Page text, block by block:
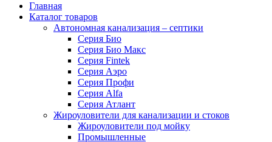
Главная
Каталог товаров
Автономная канализация – септики
Серия Био
Серия Био Макс
Серия Fintek
Серия Аэро
Серия Профи
Серия Alfa
Серия Атлант
Жироуловители для канализации и стоков
Жироуловители под мойку
Промышленные